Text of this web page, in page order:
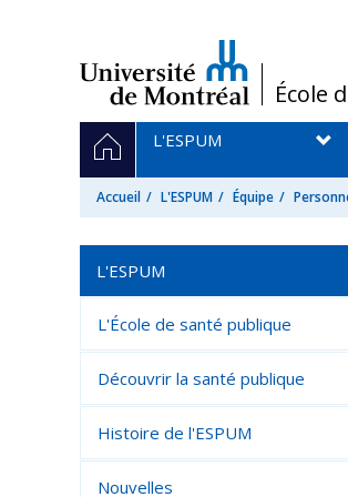
/École
Navigation
principale
ACCUEIL
L'ESPUM
Accueil L'ESPUM Équipe
L'ESPUM
L'École de santé publique
Découvrir la santé publique
Histoire de l'ESPUM
Nouvelles